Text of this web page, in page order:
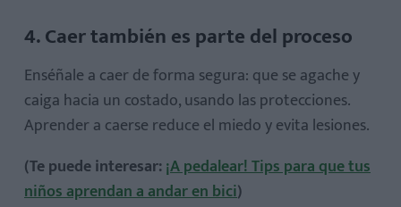
4. Caer también es parte del proceso
Enséñale a caer de forma segura: que se agache y
caiga hacia un costado, usando las protecciones.
Aprender a caerse reduce el miedo y evita lesiones.
(Te puede interesar:¡A pedalear! Tips para que tus
niños aprendan a andar en bici)